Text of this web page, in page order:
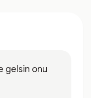
gelsin onu